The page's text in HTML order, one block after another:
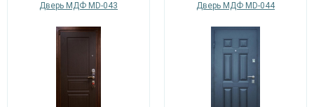
Дверь МДФ MD-043 Дверь МДФ MD-044